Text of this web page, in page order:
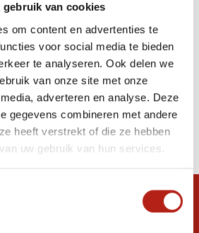
gebruik van cookies
om content en advertenties te
voor social media te bieden
te analyseren. Ook delen we
van onze site met onze
adverteren en analyse. Deze
gegevens combineren met andere
heeft verstrekt of die ze hebben
uw gebruik van hun services.
Producten getagd met
4e t/m 6e Dan
vraag?